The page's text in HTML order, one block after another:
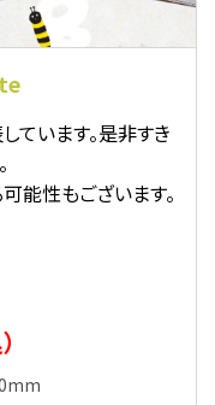
ています。是非すき
能性もございます。